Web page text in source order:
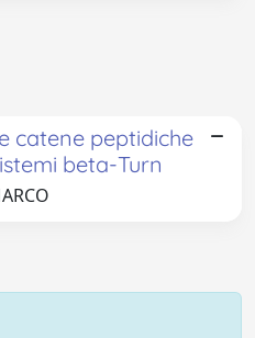
catene peptidiche
beta-Turn